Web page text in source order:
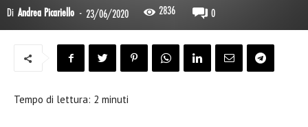
Di Andrea Picariello - 23/06/2020 2836 0
Tempo di lettura: 2 minuti